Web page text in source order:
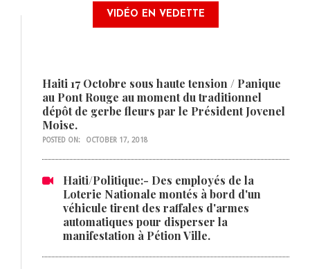
VIDÉO EN VEDETTE
Haiti 17 Octobre sous haute tension / Panique
au Pont Rouge au moment du traditionnel
dépôt de gerbe fleurs par le Président Jovenel
Moise.
POSTED ON: OCTOBER 17, 2018
Haiti/Politique:- Des employés de la
Loterie Nationale montés à bord d'un
véhicule tirent des raffales d'armes
automatiques pour disperser la
manifestation à Pétion Ville.